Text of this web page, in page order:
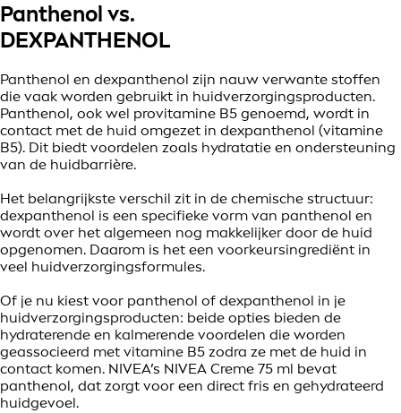
Panthenol vs.
DEXPANTHENOL
Panthenol en dexpanthenol zijn nauw verwante stoffen
die vaak worden gebruikt in huidverzorgingsproducten.
Panthenol, ook wel provitamine B5 genoemd, wordt in
contact met de huid omgezet in dexpanthenol (vitamine
B5). Dit biedt voordelen zoals hydratatie en ondersteuning
van de huidbarrière.
Het belangrijkste verschil zit in de chemische structuur:
dexpanthenol is een specifieke vorm van panthenol en
wordt over het algemeen nog makkelijker door de huid
opgenomen. Daarom is het een voorkeursingrediënt in
veel huidverzorgingsformules.
Of je nu kiest voor panthenol of dexpanthenol in je
huidverzorgingsproducten: beide opties bieden de
hydraterende en kalmerende voordelen die worden
geassocieerd met vitamine B5 zodra ze met de huid in
contact komen. NIVEA’s NIVEA Creme 75 ml bevat
panthenol, dat zorgt voor een direct fris en gehydrateerd
huidgevoel.